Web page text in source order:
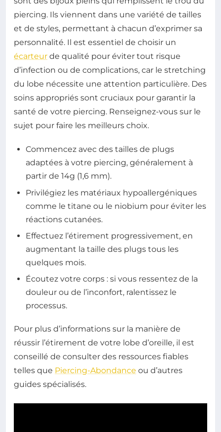
piercing. Ils viennent dans une variété de tailles
et de styles, permettant à chacun d’exprimer sa
personnalité. Il est essentiel de choisir un
écarteur de qualité pour éviter tout risque
d’infection ou de complications, car le stretching
du lobe nécessite une attention particulière. Des
soins appropriés sont cruciaux pour garantir la
santé de votre piercing. Renseignez-vous sur le
sujet pour faire les meilleurs choix.
Commencez avec des tailles de plugs
adaptées à votre piercing, généralement à
partir de 14g (1,6 mm).
Privilégiez les matériaux hypoallergéniques
comme le titane ou le niobium pour éviter les
réactions cutanées.
Effectuez l’étirement progressivement, en
augmentant la taille des plugs tous les
quelques mois.
Écoutez votre corps : si vous ressentez de la
douleur ou de l’inconfort, ralentissez le
processus.
Pour plus d’informations sur la manière de
réussir l’étirement de votre lobe d’oreille, il est
conseillé de consulter des ressources fiables
telles que Piercing-Abondance ou d’autres
guides spécialisés.